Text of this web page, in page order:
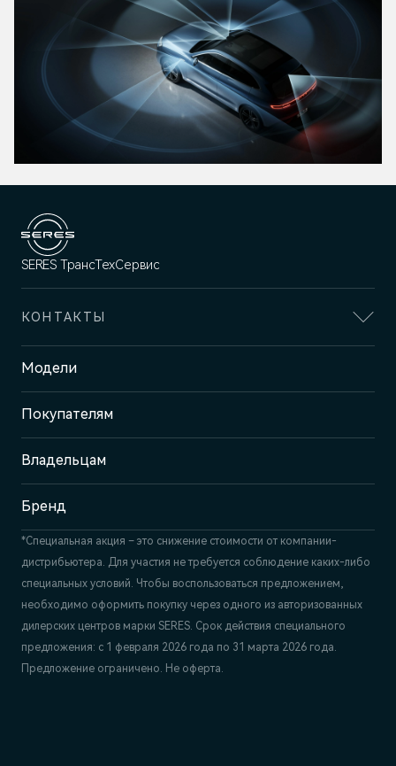
SERES ТрансТехСервис
КОНТАКТЫ
Адрес
Казань, пр-т Победы, 93к1
Отдел продаж
+7 (843) 210-39-45
Сервис
+7 (843) 558-22-74
Модели
Покупателям
Владельцам
Бренд
*Специальная акция – это снижение стоимости от компании-
дистрибьютера. Для участия не требуется соблюдение каких-либо
специальных условий. Чтобы воспользоваться предложением,
необходимо оформить покупку через одного из авторизованных
дилерских центров марки SERES. Срок действия специального
предложения: с 1 февраля 2026 года по 31 марта 2026 года.
Предложение ограничено. Не оферта.